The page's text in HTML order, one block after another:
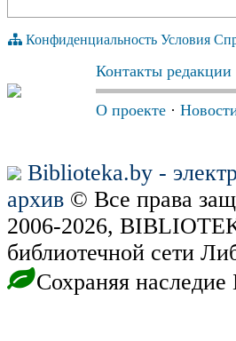
Конфиденциальность Условия
Контакты редакции
О проекте ·
Biblioteka.by -
архив © Все права
2006-2026,
библиотечной сети
Сохраняя наследие